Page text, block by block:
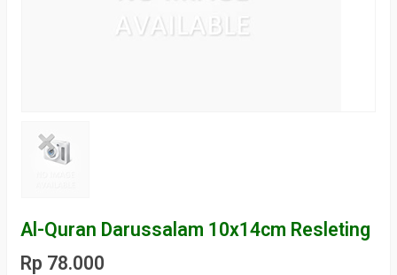
Al-Quran Darussalam 10x14cm Resleting
Rp 78.000